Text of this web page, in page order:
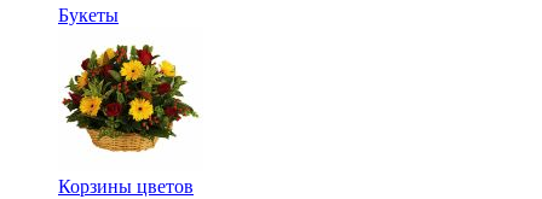
Букеты
Корзины цветов